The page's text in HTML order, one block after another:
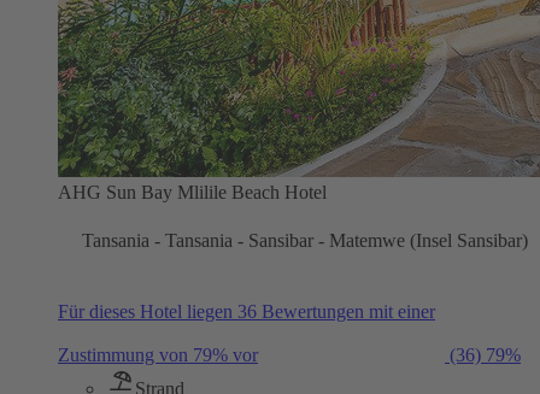
AHG Sun Bay Mlilile Beach Hotel
Tansania - Tansania - Sansibar - Matemwe (Insel Sansibar)
Für dieses Hotel liegen 36 Bewertungen mit einer
Zustimmung von 79% vor (36) 79%
Strand